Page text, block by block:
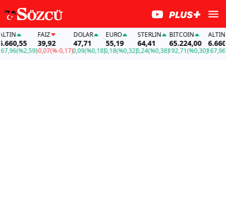
(%2,59)
FAİZ
39,92
-0,07(%-0,17)
DOLAR
47,71
0,09(%0,18)
EURO
55,19
0,18(%0,32)
STERLIN
64,41
0,24(%0,38)
BITCOIN
65.224,00
192,71(%0,30)
ALTIN
167,96